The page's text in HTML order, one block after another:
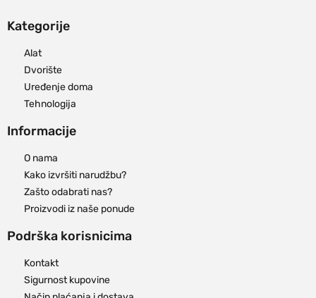
Kategorije
Alat
Dvorište
Uređenje doma
Tehnologija
Informacije
O nama
Kako izvršiti narudžbu?
Zašto odabrati nas?
Proizvodi iz naše ponude
Podrška korisnicima
Kontakt
Sigurnost kupovine